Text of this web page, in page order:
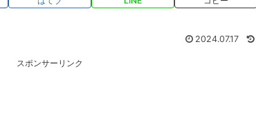
2024.07.17
スポンサーリンク